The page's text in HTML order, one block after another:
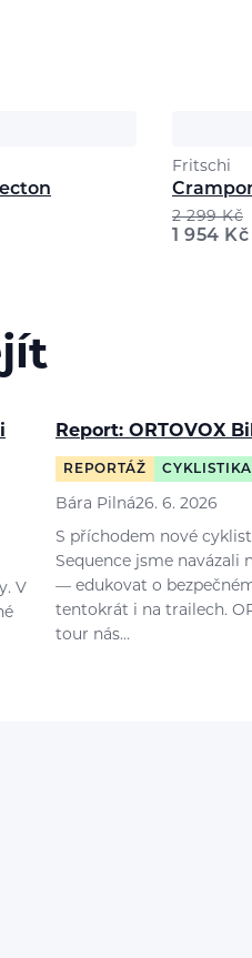
Fritschi
2 299Kč
1 954 Kč
V
Report: ORTOVOX
REPORTÁŽ CYKLISTIKA
Bára Pilná26. 6. 2026
S příchodem nové
Sequence jsme navázali
— edukovat o
tentokrát i na trailech.
tour nás…